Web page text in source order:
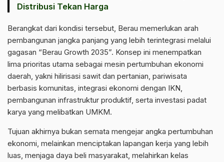
Distribusi Tekan Harga
Berangkat dari kondisi tersebut, Berau memerlukan arah
pembangunan jangka panjang yang lebih terintegrasi melalui
gagasan “Berau Growth 2035”. Konsep ini menempatkan
lima prioritas utama sebagai mesin pertumbuhan ekonomi
daerah, yakni hilirisasi sawit dan pertanian, pariwisata
berbasis komunitas, integrasi ekonomi dengan IKN,
pembangunan infrastruktur produktif, serta investasi padat
karya yang melibatkan UMKM.
Tujuan akhirnya bukan semata mengejar angka pertumbuhan
ekonomi, melainkan menciptakan lapangan kerja yang lebih
luas, menjaga daya beli masyarakat, melahirkan kelas